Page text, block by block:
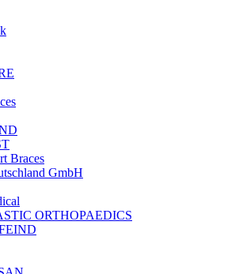
Braces
GmbH
ORTHOPAEDICS